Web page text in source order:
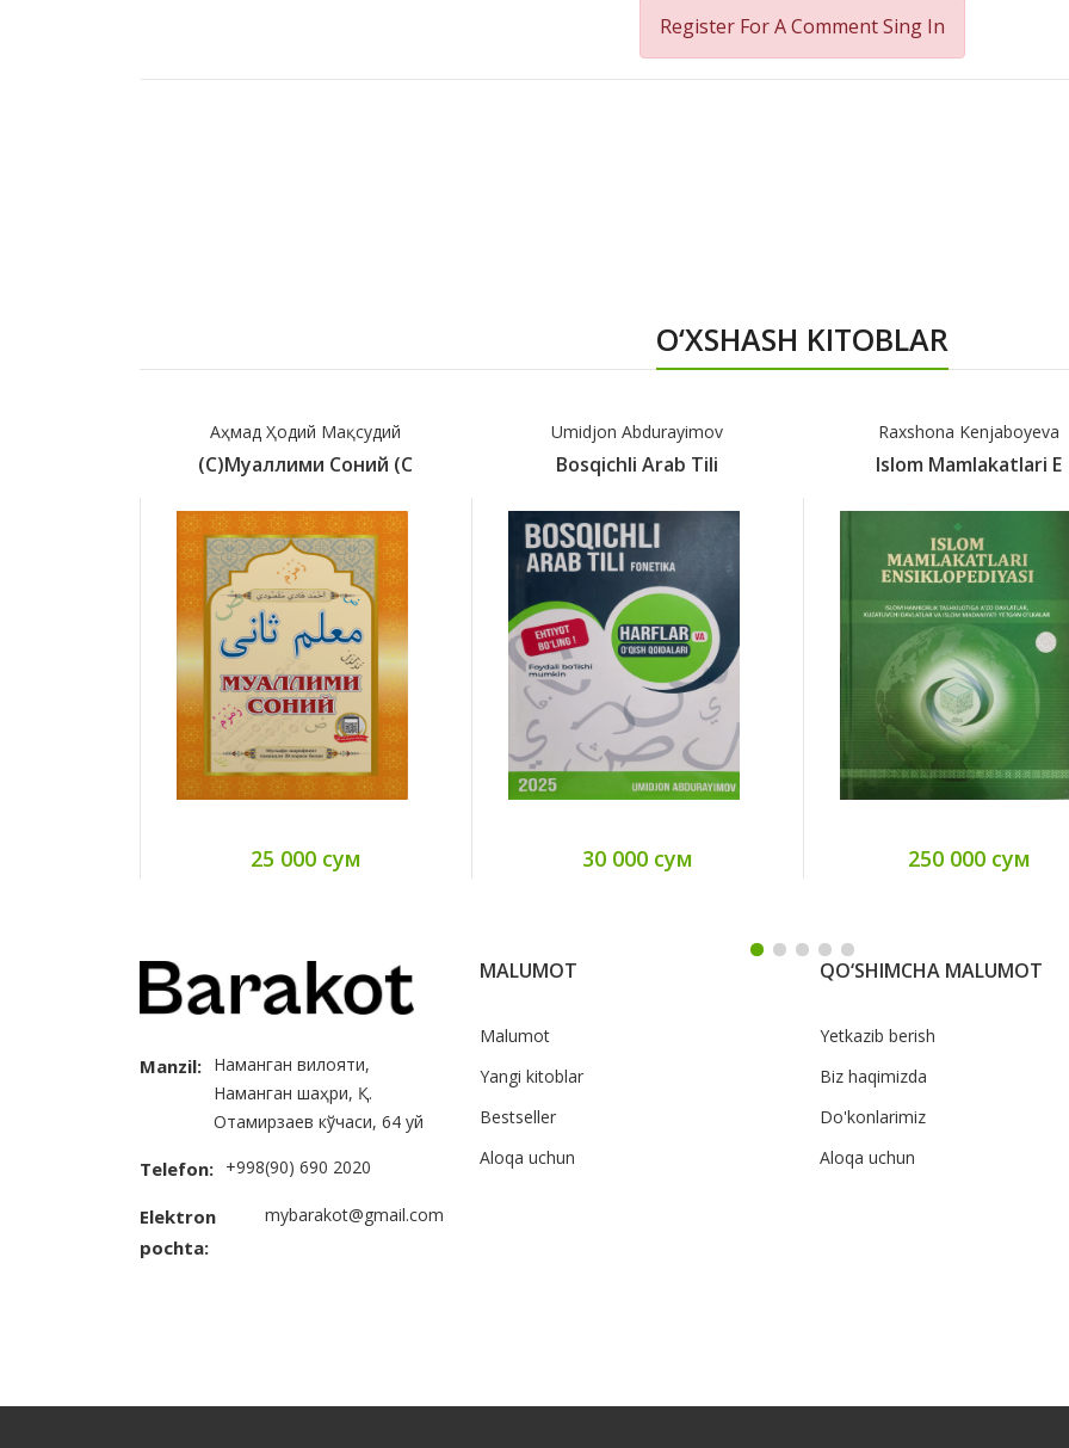
Register For A CommentSing In
O‘XSHASH KITOBLAR
Аҳмад Ҳодий Мақсудий
(с)Муаллими Соний (с
25 000 сум
Umidjon Abdurayimov
Bosqichli Arab Tili
30 000 сум
Raxshona Kenjaboyeva
Islom Mamlakatlari E
250 000 сум
Manzil: Наманган вилояти,
Наманган шаҳри, Қ.
Отамирзаев кўчаси, 64 уй
Telefon: +998(90) 690 2020
Elektron
pochta:
mybarakot@gmail.com
MALUMOT
Malumot
Yangi kitoblar
Bestseller
Aloqa uchun
QO‘SHIMCHA MALUMOT
Yetkazib berish
Biz haqimizda
Do'konlarimiz
Aloqa uchun